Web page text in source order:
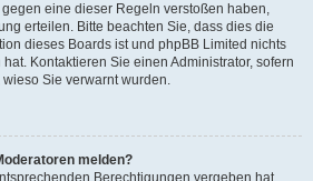
eine dieser Regeln verstoßen haben,
erteilen. Bitte beachten Sie, dass dies die
dieses Boards ist und phpBB Limited nichts
Kontaktieren Sie einen Administrator, sofern
Sie verwarnt wurden.
melden?
Berechtigungen vergeben hat,